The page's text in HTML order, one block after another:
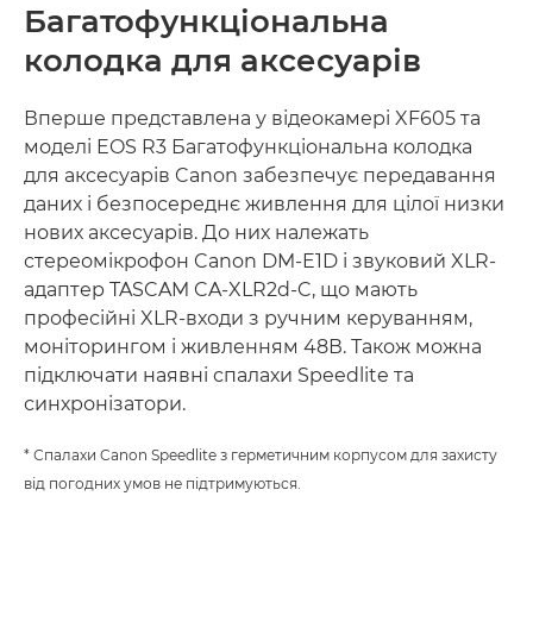
Багатофункціональна
колодка для аксесуарів
Вперше представлена у відеокамері XF605 та
моделі EOS R3 Багатофункціональна колодка
для аксесуарів Canon забезпечує передавання
даних і безпосереднє живлення для цілої низки
нових аксесуарів. До них належать
стереомікрофон Canon DM-E1D і звуковий XLR-
адаптер TASCAM CA-XLR2d-C, що мають
професійні XLR-входи з ручним керуванням,
моніторингом і живленням 48В. Також можна
підключати наявні спалахи Speedlite та
синхронізатори.
* Спалахи Canon Speedlite з герметичним корпусом для захисту
від погодних умов не підтримуються.